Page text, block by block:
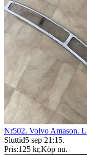
Nr502. Volvo Amason.
Sluttid5 sep 21:15.
Pris:125 kr,Köp nu.